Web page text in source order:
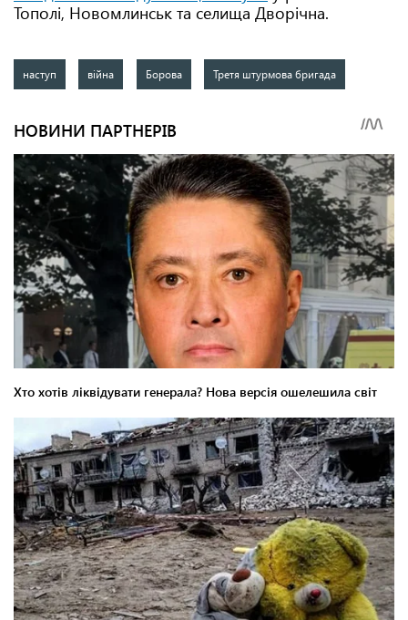
Тополі, Новомлинськ та селища Дворічна.
наступ війна Борова Третя штурмова бригада